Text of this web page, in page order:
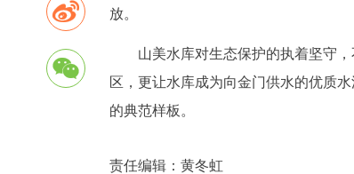
放。
山美水库对生态保护的执着坚守
区，更让水库成为向金门供水的优质
的典范样板。
责任编辑： 黄冬虹